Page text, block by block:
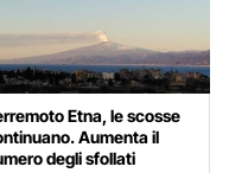
Etna, le scosse
Aumenta il
degli sfollati